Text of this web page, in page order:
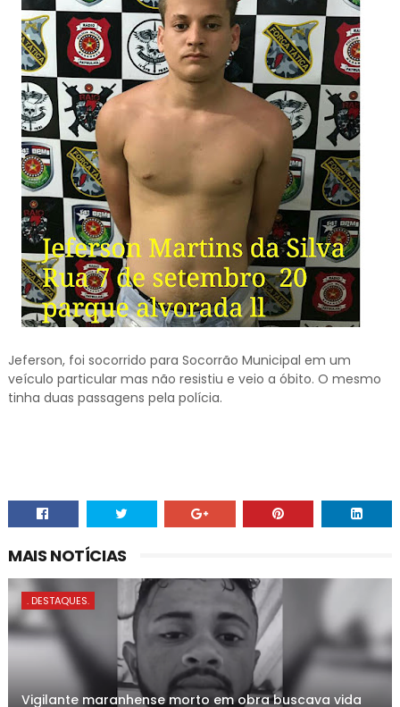
Jeferson, foi socorrido para Socorrão Municipal em um
veículo particular mas não resistiu e veio a óbito. O mesmo
tinha duas passagens pela polícia.
MAIS NOTÍCIAS
. DESTAQUES.
Vigilante maranhense morto em obra buscava vida